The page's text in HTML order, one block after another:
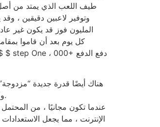
طيف اللعب الذي يمتد من
وتوفير لاعبين دقيقين ،
المليون فوز قد يكون غير
هناك أيضًا قدرة جديدة
وقد تضاعف الشرف من فوزك على هذا التطور.
عندما تكون مجانيًا ، من
الإنترنت ، مما يجعل